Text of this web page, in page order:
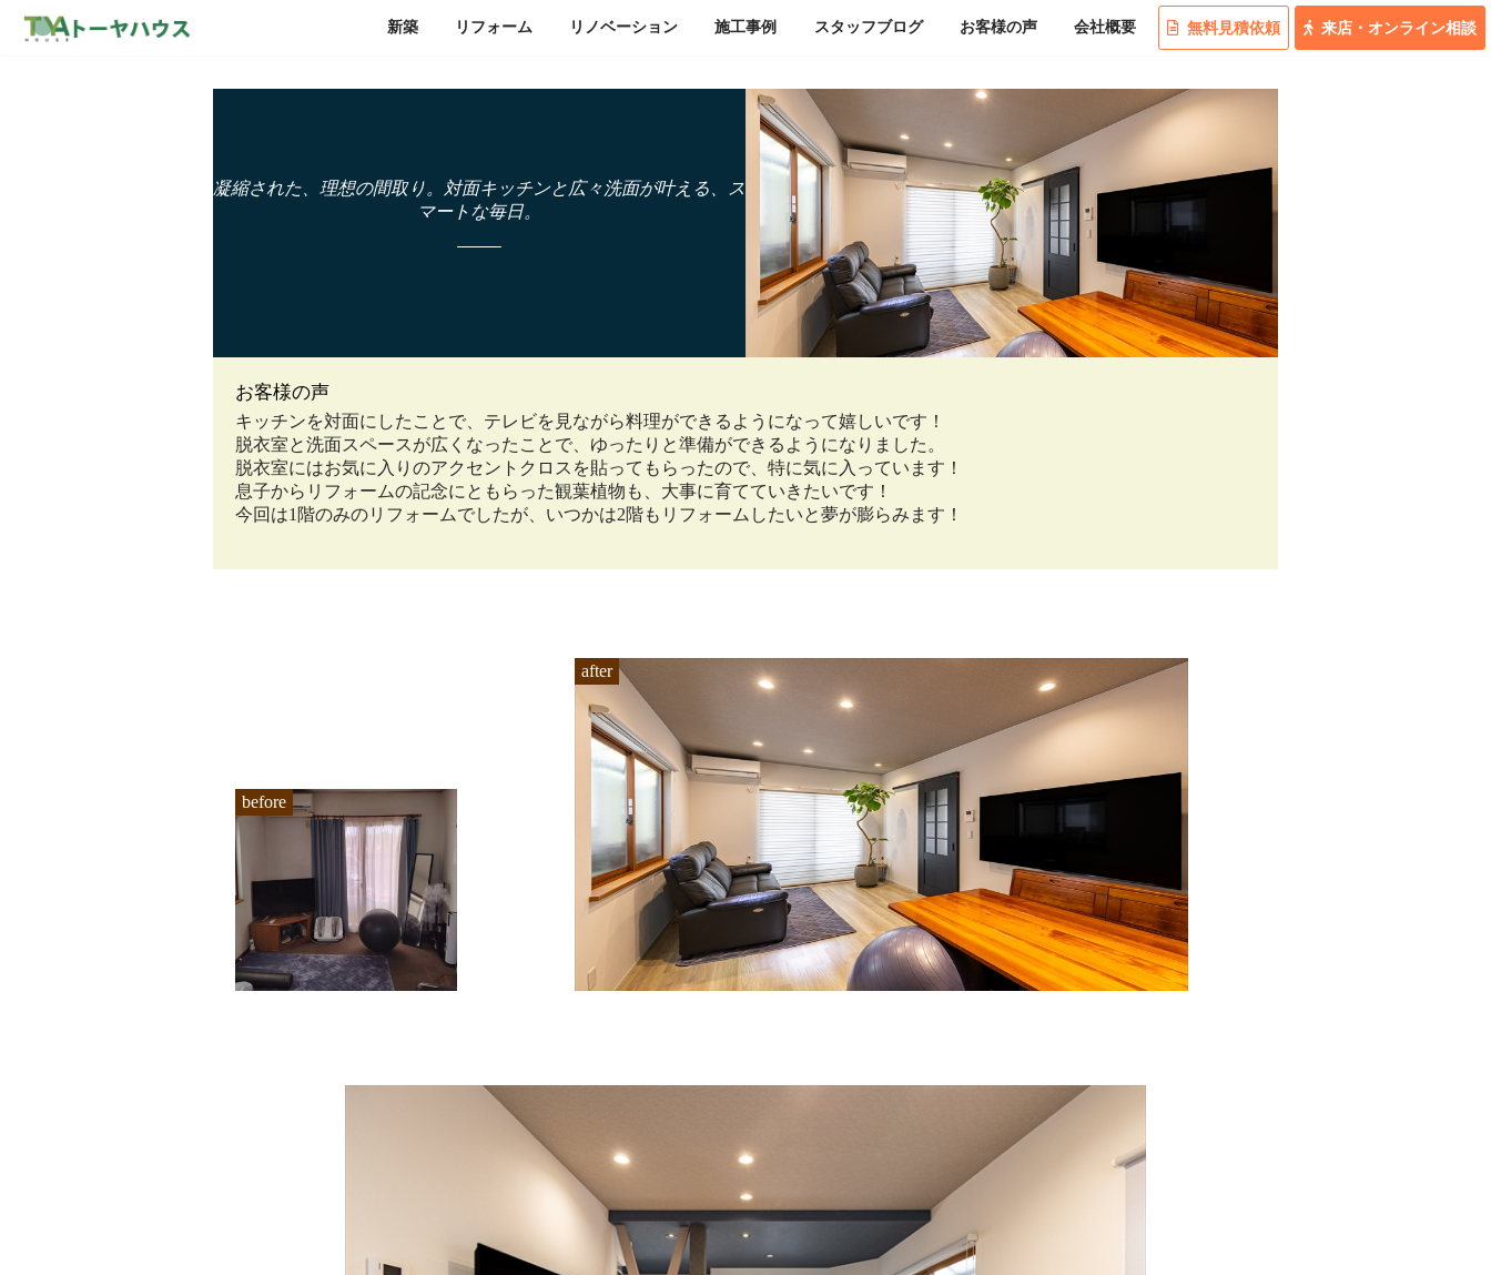
無料 見積依頼 来店 ・ オンライン相談
新築 リフォーム リノベーション 施工事例 スタッフブログ お客様の声 会社概要
凝縮された、理想の間取り。対面キッチンと広々洗面が叶える、ス
マートな毎日。
お客様の声
キッチンを対面にしたことで、テレビを見ながら料理ができるようになって嬉しいです！
脱衣室と洗面スペースが広くなったことで、ゆったりと準備ができるようになりました。
脱衣室にはお気に入りのアクセントクロスを貼ってもらったので、特に気に入っています！
息子からリフォームの記念にともらった観葉植物も、大事に育てていきたいです！
今回は1階のみのリフォームでしたが、いつかは2階もリフォームしたいと夢が膨らみます！
before
after